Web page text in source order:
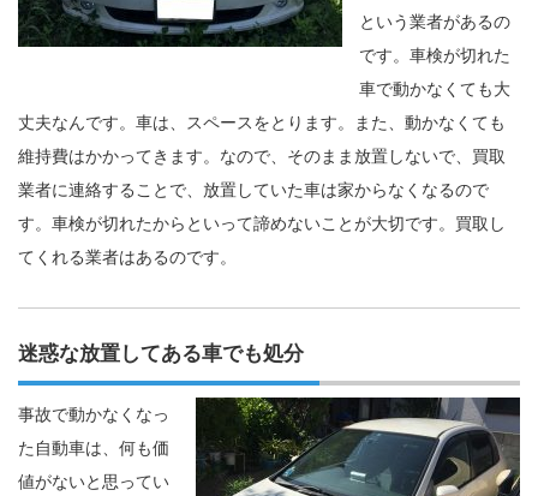
という業者があるの
です。車検が切れた
車で動かなくても大
丈夫なんです。車は、スペースをとります。また、動かなくても
維持費はかかってきます。なので、そのまま放置しないで、買取
業者に連絡することで、放置していた車は家からなくなるので
す。車検が切れたからといって諦めないことが大切です。買取し
てくれる業者はあるのです。
迷惑な放置してある車でも処分
事故で動かなくなっ
た自動車は、何も価
値がないと思ってい